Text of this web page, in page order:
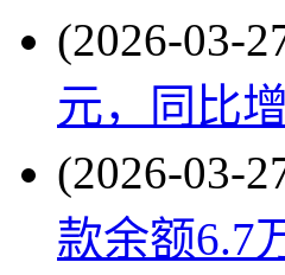
(2026-03-
元，同比
(2026-03-
款余额6.7